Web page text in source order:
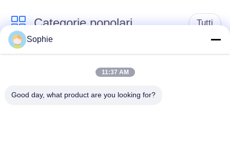
Categorie popolari Tutti
Elemento filtrante
Elemento filtrante
della foschia dell'olio
Elemento del filtro
elemento filtrante del
Sophie
11:37 AM
Good day, what product are you looking for?